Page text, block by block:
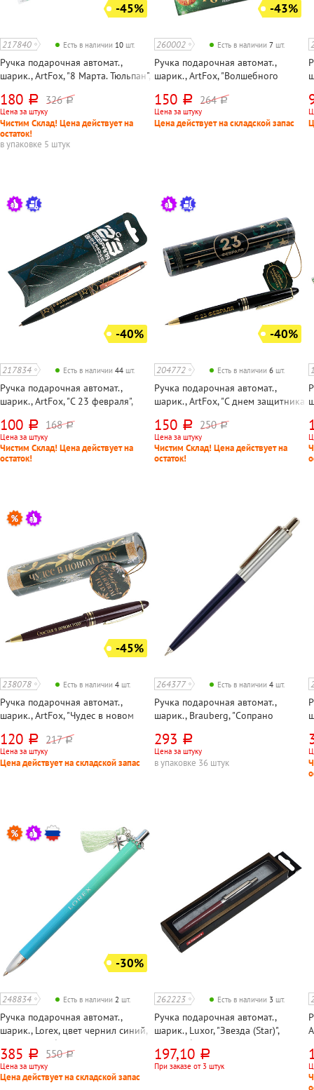
-45%
217840 Есть в наличии 10 шт.
Ручка подарочная автомат.,
шарик., ArtFox, "8 Марта. Тюльпан",
синий, в упаковке
180 руб. 326 руб.
Цена за штуку
Чистим Склад! Цена действует на
остаток!
в упаковке 5 штук
-43%
260002 Есть в наличии 7 шт.
Ручка подарочная автомат.,
шарик., ArtFox, "Волшебного
цвет чернил синий, длина стержня
107мм с ушками, в упаковке
150 руб. 264 руб.
Цена за штуку
Цена действует на складской запас
-40%
217834 Есть в наличии 44 шт.
Ручка подарочная автомат.,
шарик., ArtFox, "С 23 февраля",
синий, длина стержня 107мм с
ушками, в упаковке
100 руб. 168 руб.
Цена за штуку
Чистим Склад! Цена действует на
остаток!
-40%
204772 Есть в наличии 6 шт.
Ручка подарочная автомат.,
шарик., ArtFox, "С днем защитника
чернил синий, длина стержня
98мм, в упаковке
150 руб. 250 руб.
Цена за штуку
Чистим Склад! Цена действует на
остаток!
-45%
238078 Есть в наличии 4 шт.
Ручка подарочная автомат.,
шарик., ArtFox, "Чудес в новом
чернил синий, длина стержня
98мм, в упаковке
120 руб. 217 руб.
Цена за штуку
Цена действует на складской запас
264377 Есть в наличии 4 шт.
Ручка подарочная автомат.,
шарик., Brauberg, "Сопрано
цвет чернил синий, длина стержня
98мм, в упаковке
293 руб.
Цена за штуку
в упаковке 36 штук
-30%
248834 Есть в наличии 2 шт.
Ручка подарочная автомат.,
шарик., Lorex, цвет чернил синий,
корпус голубой, толщина линии
0,5мм, длина стержня 99мм, в
упаковке
385 руб. 550 руб.
Цена за штуку
Цена действует на складской запас
262223 Есть в наличии 3 шт.
Ручка подарочная автомат.,
шарик., Luxor, "Звезда (Star)",
корпус бордовый, цвет чернил
синий, длина стержня 98мм, в
упаковке
197,10 руб.
При заказе от 3 штук